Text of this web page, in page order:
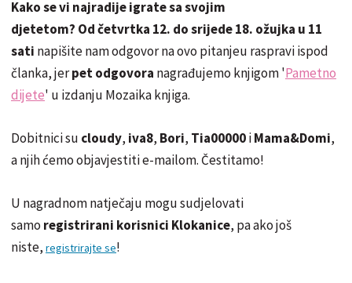
Kako se vi najradije igrate sa svojim
djetetom? Od četvrtka 12. do srijede 18. ožujka u 11
sati napišite namodgovor na ovo pitanjeu raspravi ispod
članka, jerpet odgovora nagrađujemo knjigom 'Pametno
dijete' u izdanju Mozaika knjiga.
Dobitnici su cloudy, iva8, Bori, Tia00000iMama&Domi,
a njih ćemo objavjestiti e-mailom. Čestitamo!
U nagradnom natječaju mogu sudjelovati
samo registrirani korisnici Klokanice, pa ako još
niste, registrirajte se!